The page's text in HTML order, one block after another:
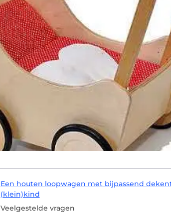
Een houten loopwagen met bijpassend
(klein)kind
Veelgestelde vragen